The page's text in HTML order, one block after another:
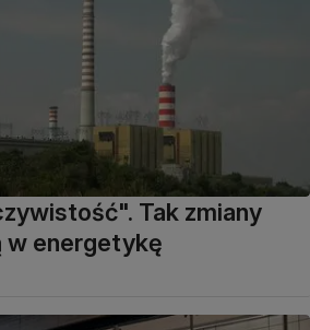
Tak zmiany
w energetykę